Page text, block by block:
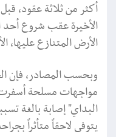
أكثر من ثلاثة عقود،
الأخيرة عقب شروع أحد
الأرض المتنازع عليها،
وبحسب المصادر، فإن
مواجهات مسلحة
البداي" إصابة بالغة
يتوفى لاحقاً متأثراً